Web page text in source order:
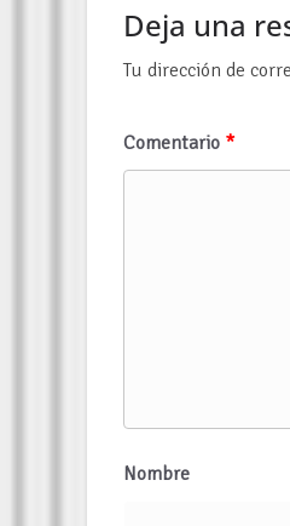
Deja una
Tu dirección de
Comentario *
Nombre